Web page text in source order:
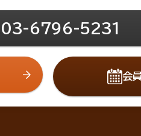
03-6796-5231
会